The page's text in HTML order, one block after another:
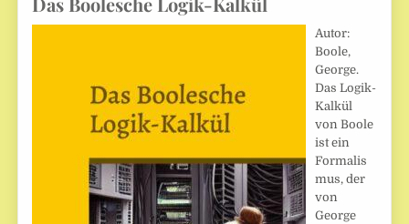
Autor:
Boole,
George.
Das Logik-
Kalkül
von Boole
ist ein
Formalis
mus, der
von
George